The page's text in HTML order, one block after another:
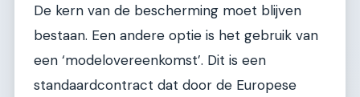
De kern van de bescherming moet blijven
bestaan. Een andere optie is het gebruik van
een ‘modelovereenkomst’. Dit is een
standaardcontract dat door de Europese